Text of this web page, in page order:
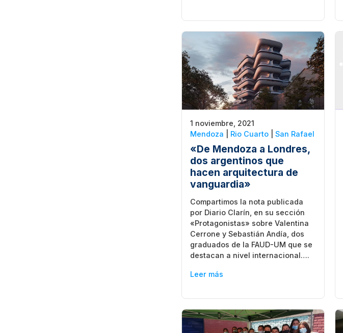
1 noviembre, 2021
Mendoza
Rio Cuarto San Rafael
«De Mendoza a Londres,
dos argentinos que
hacen arquitectura de
vanguardia»
Compartimos la nota publicada
por Diario Clarín, en su sección
«Protagonistas» sobre Valentina
Cerrone y Sebastián Andía, dos
graduados de la FAUD-UM que se
destacan a nivel internacional….
Leer más